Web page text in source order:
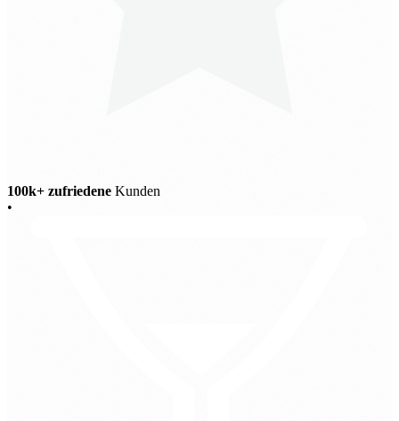
100k+ zufriedene Kunden
•